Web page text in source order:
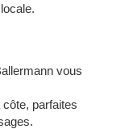
vous
côte, parfaites